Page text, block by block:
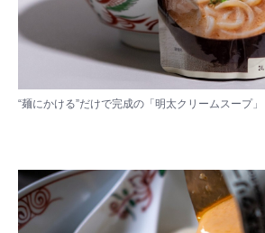
“麺にかける”だけで完成の「明太クリームスープ」​​​​​